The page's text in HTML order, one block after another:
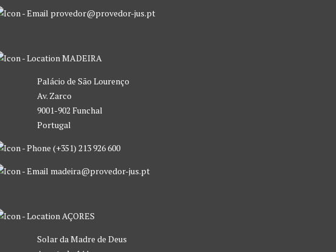
provedor@provedor-jus.pt
MADEIRA
Palácio de São Lourenço
Av. Zarco
9001-902 Funchal
Portugal
(+351) 213 926 600
madeira@provedor-jus.pt
AÇORES
Solar da Madre de Deus